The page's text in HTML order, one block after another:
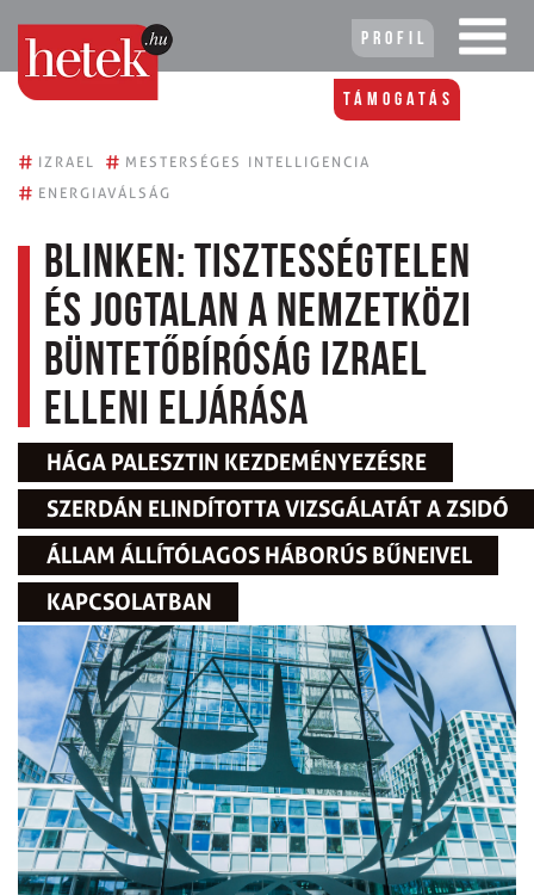
Profil
Támogatás
# IZRAEL # MESTERSÉGES INTELLIGENCIA
# ENERGIAVÁLSÁG
Blinken: tisztességtelen
és jogtalan a Nemzetközi
Büntetőbíróság Izrael
elleni eljárása
HÁGA PALESZTIN KEZDEMÉNYEZÉSRE
SZERDÁN ELINDÍTOTTA VIZSGÁLATÁT A ZSIDÓ
ÁLLAM ÁLLÍTÓLAGOS HÁBORÚS BŰNEIVEL
KAPCSOLATBAN